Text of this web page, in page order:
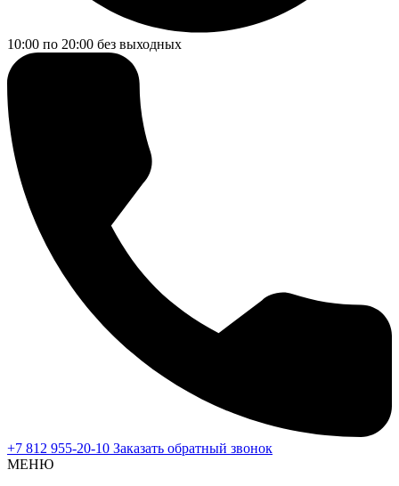
10:00 по 20:00 без выходных
+7 812 955-20-10 Заказать обратный звонок
МЕНЮ